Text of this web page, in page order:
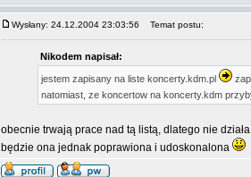
Wysłany: 24.12.2004 23:03:56 Temat postu:
Nikodem napisał:
jestem zapisany na liste koncerty.kdm.pl
natomiast, ze koncertow na koncerty.kdm
obecnie trwają prace nad tą listą, dlatego nie
będzie ona jednak poprawiona i udoskonalona